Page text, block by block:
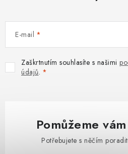
E-mail
Zaškrtnutím souhlasíte s našimi
údajů.
Pomůžeme
Potřebujete s něčím